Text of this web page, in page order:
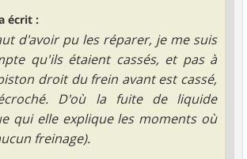
écrit :
d'avoir pu les réparer, je me suis
qu'ils étaient cassés, et pas à
droit du frein avant est cassé,
D'où la fuite de liquide
qui elle explique les moments où
freinage).